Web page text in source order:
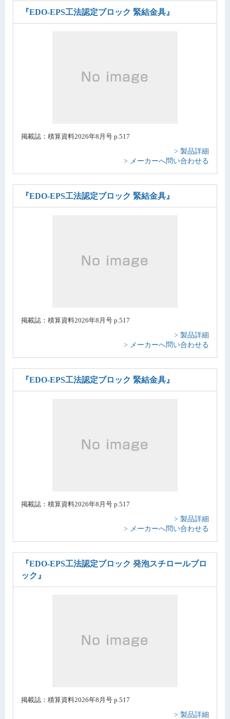
『EDO-EPS工法認定ブロック 緊結金具』
掲載誌：積算資料2026年8月号 p.517
> 製品詳細
> メーカーへ問い合わせる
『EDO-EPS工法認定ブロック 緊結金具』
掲載誌：積算資料2026年8月号 p.517
> 製品詳細
> メーカーへ問い合わせる
『EDO-EPS工法認定ブロック 緊結金具』
掲載誌：積算資料2026年8月号 p.517
> 製品詳細
> メーカーへ問い合わせる
『EDO-EPS工法認定ブロック 発泡スチロールブロ
ック』
掲載誌：積算資料2026年8月号 p.517
> 製品詳細